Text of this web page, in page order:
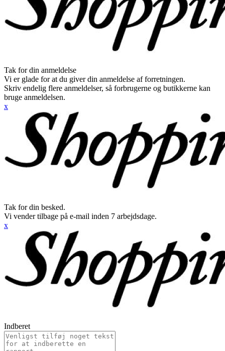
Tak for din anmeldelse
Vi er glade for at du giver din anmeldelse af forretningen.
Skriv endelig flere anmeldelser, så forbrugerne og butikkerne kan
bruge anmeldelsen.
x
Tak for din besked.
Vi vender tilbage på e-mail inden 7 arbejdsdage.
x
Indberet